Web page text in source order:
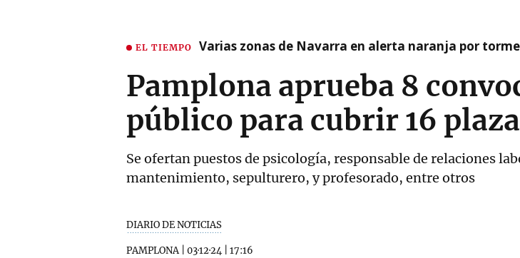
EL TIEMPO Varias zonas de Navarra en alerta naranja por
Pamplona aprueba 8
público para cubrir 16
Se ofertan puestos de psicología, responsable de relaciones
mantenimiento, sepulturero, y profesorado, entre otros
DIARIO DE NOTICIAS
PAMPLONA| 03·12·24 17:16